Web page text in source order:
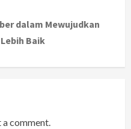
dalam Mewujudkan
Baik
comment.